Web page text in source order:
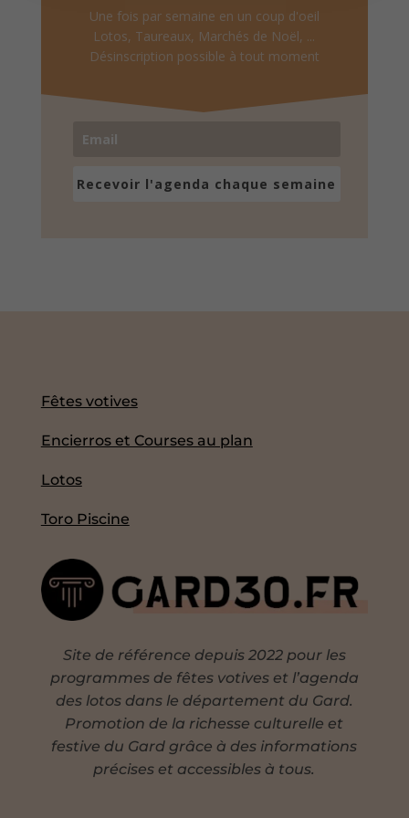
Une fois par semaine en un coup d'oeil
Lotos, Taureaux, Marchés de Noël, ...
Désinscription possible à tout moment
Recevoir l'agenda chaque semaine
Fêtes votives
Encierros et Courses au plan
Lotos
Toro Piscine
Site de référence depuis 2022 pour les
programmes de fêtes votives et l’agenda
des lotos dans le département du Gard.
Promotion de la richesse culturelle et
festive du Gard grâce à des informations
précises et accessibles à tous.